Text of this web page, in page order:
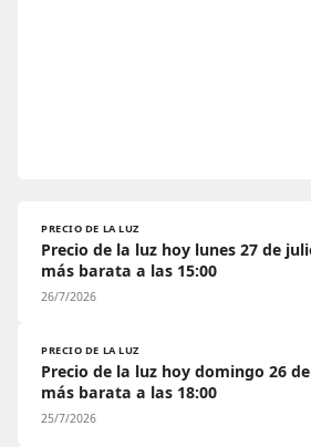
PRECIO DE LA LUZ
Precio de la luz hoy lunes 27 de
más barata a las 15:00
26/7/2026
PRECIO DE LA LUZ
Precio de la luz hoy domingo 26
más barata a las 18:00
25/7/2026